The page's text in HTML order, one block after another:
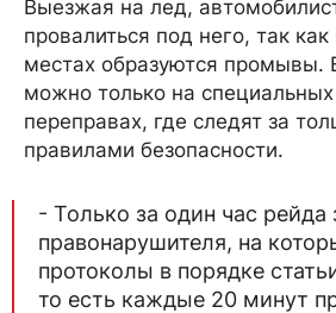
Выезжая на лед,
провалиться под него, так
местах образуются промывы.
можно только на
переправах, где следят за
правилами безопасности.
- Только за один час
правонарушителя, на
протоколы в порядке
то есть каждые 20 минут